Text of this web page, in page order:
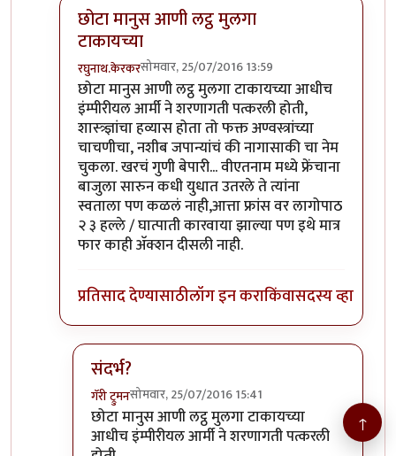
छोटा मानुस आणी लट्ठ मुलगा
टाकायच्या
रघुनाथ.केरकरसोमवार, 25/07/2016 13:59
In reply toअम्रिकेचे पर्ल हार्बरbyअनिरुद्ध.वैद्य
छोटा मानुस आणी लट्ठ मुलगा टाकायच्या आधीच
इंम्पीरीयल आर्मी ने शरणागती पत्करली होती,
शास्त्र्ज्ञांचा हव्यास होता तो फक्त अण्वस्त्रांच्या
चाचणीचा, नशीब जपान्यांचं की नागासाकी चा नेम
चुकला. खरचं गुणी बेपारी... वीएतनाम मध्ये फ्रेंचाना
बाजुला सारुन कधी युधात उतरले ते त्यांना
स्वताला पण कळलं नाही,आत्ता फ्रांस वर लागोपाठ
२ ३ हल्ले / घात्पाती कारवाया झाल्या पण इथे मात्र
फार काही अ‍ॅक्शन दीसली नाही.
प्रतिसाद देण्यासाठीलॉग इन कराकिंवासदस्य व्हा
संदर्भ?
गॅरी ट्रुमनसोमवार, 25/07/2016 15:41
In reply toछोटा मानुस आणी लट्ठ मुलगा टाकायच्याby
छोटा मानुस आणी लट्ठ मुलगा टाकायच्या
आधीच इंम्पीरीयल आर्मी ने शरणागती पत्करली
↑